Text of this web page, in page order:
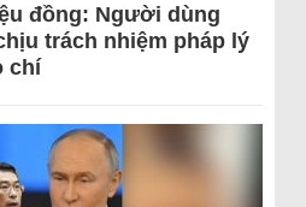
đồng: Người dùng
trách nhiệm pháp lý
chí